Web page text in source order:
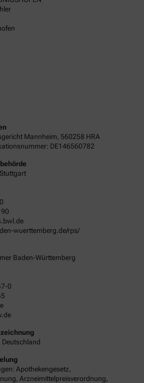
Mannheim 560258 HRA
DE146560782
wuerttemberg.de/rps/
Baden-Württemberg
0
Deutschland
Apothekengesetz,
Arzneimittelpreisverordnung,